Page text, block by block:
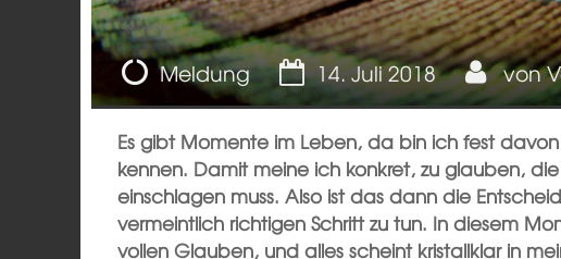
Meinung
Meldung 14. Juli 2018 von
Es gibt Momente im Leben, da bin ich fest
kennen. Damit meine ich konkret, zu glauben,
einschlagen muss. Also ist das dann die
vermeintlich richtigen Schritt zu tun. In diesem
vollen Glauben, und alles scheint kristallklar in